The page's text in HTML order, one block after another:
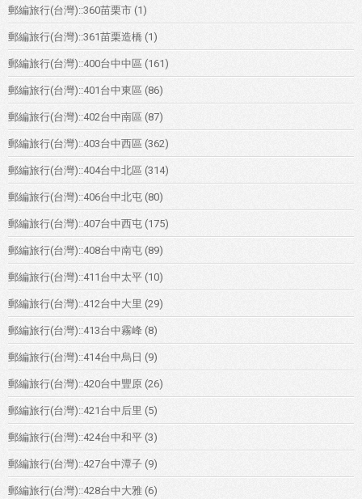
郵編旅行(台灣)::360苗栗市 (1)
郵編旅行(台灣)::361苗栗造橋 (1)
郵編旅行(台灣)::400台中中區 (161)
郵編旅行(台灣)::401台中東區 (86)
郵編旅行(台灣)::402台中南區 (87)
郵編旅行(台灣)::403台中西區 (362)
郵編旅行(台灣)::404台中北區 (314)
郵編旅行(台灣)::406台中北屯 (80)
郵編旅行(台灣)::407台中西屯 (175)
郵編旅行(台灣)::408台中南屯 (89)
郵編旅行(台灣)::411台中太平 (10)
郵編旅行(台灣)::412台中大里 (29)
郵編旅行(台灣)::413台中霧峰 (8)
郵編旅行(台灣)::414台中烏日 (9)
郵編旅行(台灣)::420台中豐原 (26)
郵編旅行(台灣)::421台中后里 (5)
郵編旅行(台灣)::424台中和平 (3)
郵編旅行(台灣)::427台中潭子 (9)
郵編旅行(台灣)::428台中大雅 (6)